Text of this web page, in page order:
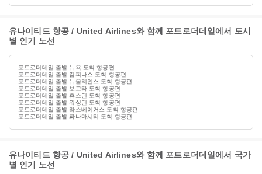
유나이티드 항공 / United Airlines와 함께 포트로더데일에서 도시
별 인기 노선
포트로더데일 출발 뉴욕 도착 항공편
포트로더데일 출발 캄피나스 도착 항공편
포트로더데일 출발 뉴올리언스 도착 항공편
포트로더데일 출발 보고타 도착 항공편
포트로더데일 출발 휴스턴 도착 항공편
포트로더데일 출발 워싱턴 도착 항공편
포트로더데일 출발 라스베이거스 도착 항공편
포트로더데일 출발 파나마시티 도착 항공편
유나이티드 항공 / United Airlines와 함께 포트로더데일에서 국가
별 인기 노선